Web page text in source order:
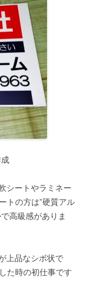
シートやラミネー
トの方は”硬質アル
高級感がありま
上品なシボ状で
た時の初仕事です